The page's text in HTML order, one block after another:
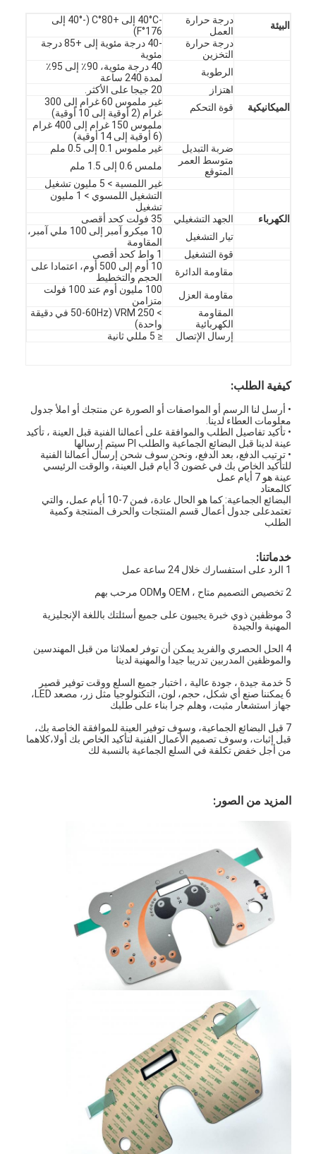
معلومات عنا
جولة في المصنع
مراقبة الجودة
مفتاح غشاء LED
تبديل الغشاء اللمسي
تبديل الغشاء FPC
مفتاح غشاء الطباعة الرقمية
مفتاح غشاء بإضاءة خلفية
تراكب رسومي
تبديل الغشاء الطبي
مفتاح الغشاء المسطح
مفتاح غشاء LCD
محولات غشاء الـ " بي سي بي " و " السيليكون "
أغلفة الفيلم الواقي والورق التتبع
البيئة
درجة حرارة
العمل
-40°C إلى +80°C (-40° إلى
176°F)
درجة حرارة
التخزين
-40 درجة مئوية إلى +85 درجة
مئوية
الرطوبة
40 درجة مئوية، 90٪ إلى 95٪
لمدة 240 ساعة
اهتزاز
20 جيجا على الأكثر.
الميكانيكية
قوة التحكم
غير ملموس 60 غرام إلى 300
غرام (2 أوقية إلى 10 أوقية)
ملموس 150 غرام إلى 400 غرام
(6 أوقية إلى 14 أوقية)
ضربة التبديل
غير ملموس 0.1 إلى 0.5 ملم
متوسط العمر
المتوقع
ملمس 0.6 إلى 1.5 ملم
غير اللمسية > 5 مليون تشغيل
التشغيل اللمسوي > 1 مليون
تشغيل
الكهرباء
الجهد التشغيلي
35 فولت كحد أقصى
تيار التشغيل
10 ميكرو آمبر إلى 100 ملي آمبر،
المقاومة
قوة التشغيل
1 واط كحد أقصى
مقاومة الدائرة
10 أوم إلى 500 أوم، اعتمادا على
الحجم والتخطيط
مقاومة العزل
100 مليون أوم عند 100 فولت
متزامن
المقاومة
الكهربائية
> 250 VRM (50-60Hz في دقيقة
واحدة)
إرسال الإتصال
≤ 5 مللي ثانية
كيفية الطلب:
• أرسل لنا الرسم أو المواصفات أو الصورة عن منتجك أو املأ جدول
معلومات العطاء لدينا.
• تأكيد تفاصيل الطلب والموافقة على أعمالنا الفنية قبل العينة ، تأكيد
عينة لدينا قبل البضائع الجماعية والطلب PI سيتم إرسالها
• ترتيب الدفع، بعد الدفع، ونحن سوف شحن إرسال أعمالنا الفنية
للتأكيد الخاص بك في غضون 3 أيام قبل العينة، والوقت الرئيسي
عينة هو 7 أيام عمل
كالمعتاد
البضائع الجماعية: كما هو الحال عادة، فمن 7-10 أيام عمل، والتي
تعتمدعلى جدول أعمال قسم المنتجات والحرف المنتجة وكمية
الطلب
خدماتنا:
1 الرد على استفسارك خلال 24 ساعة عمل
2 تخصيص التصميم متاح ، OEM وODM مرحب بهم
3 موظفين ذوي خبرة يجيبون على جميع أسئلتك باللغة الإنجليزية
المهنية والجيدة
4 الحل الحصري والفريد يمكن أن توفر لعملائنا من قبل المهندسين
والموظفين المدربين تدريبا جيدا والمهنية لدينا
5 خدمة جيدة ، جودة عالية ، اختبار جميع السلع ووقت توفير قصير
6 يمكننا صنع أي شكل، حجم، لون، التكنولوجيا مثل زر، مصعد LED،
جهاز استشعار مثبت، وهلم جرا بناء على طلبك
7 قبل البضائع الجماعية، وسوف توفير العينة للموافقة الخاصة بك،
قبل إثبات، وسوف تصميم الأعمال الفنية لتأكيد الخاص بك أولا،كلاهما
من أجل خفض تكلفة في السلع الجماعية بالنسبة لك
المزيد من الصور: